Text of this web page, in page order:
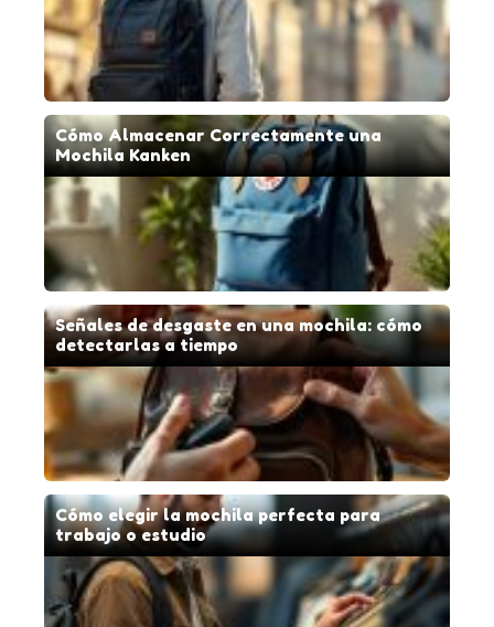
Cómo Almacenar Correctamente una
Mochila Kanken
Señales de desgaste en una mochila: cómo
detectarlas a tiempo
Cómo elegir la mochila perfecta para
trabajo o estudio